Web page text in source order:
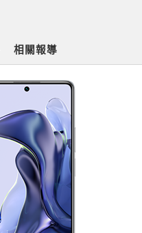
相關報導